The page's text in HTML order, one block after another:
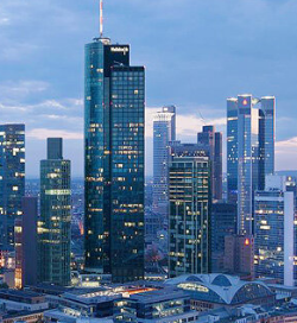
و
فرصت ویژه‼️ استخدام بیمه
و مزایای بالا
تکمیل فرم